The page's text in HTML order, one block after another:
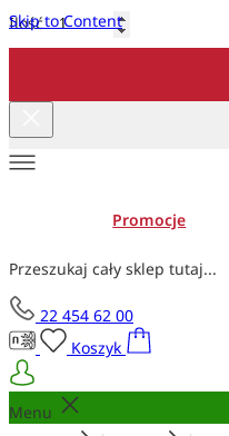
Skip to Content
Promocje
Przeszukaj cały sklep tutaj...
22 454 62 00
Koszyk
Menu
Ilość